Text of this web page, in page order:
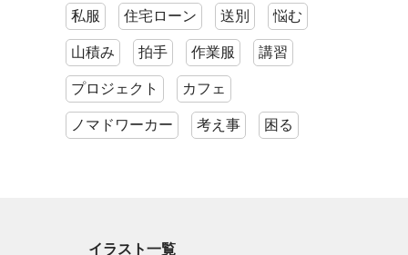
私服 住宅ローン 送別 悩む
山積み 拍手 作業服 講習
プロジェクト カフェ
ノマドワーカー 考え事 困る
イラスト一覧